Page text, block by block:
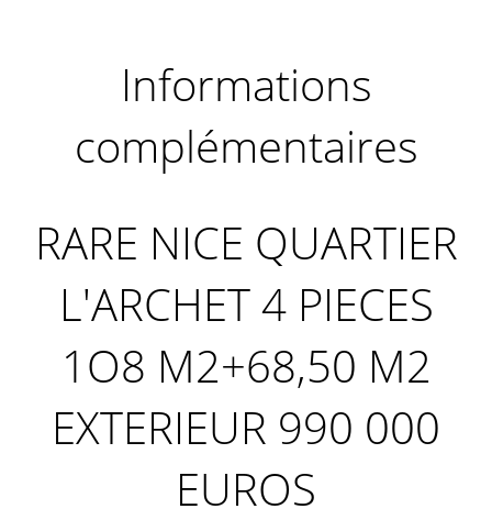
Informations
complémentaires
RARE NICE QUARTIER
L'ARCHET 4 PIECES
1O8 M2+68,50 M2
EXTERIEUR 990 000
EUROS